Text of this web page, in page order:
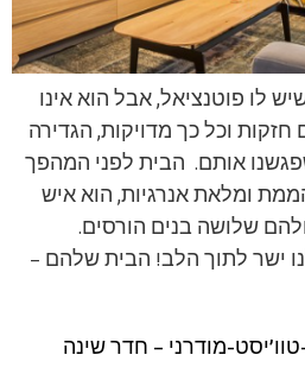
לו פוטנציאל, אבל הוא אינו
וכל כך מדויקות, הגדירה
אותם. הבית לפני המהפך
ומלאת אנרגיות, הוא איש
שלושה בנים הורסים.
ישר לתוך הלב! הבית שלהם –
מודרני – חדר שינה